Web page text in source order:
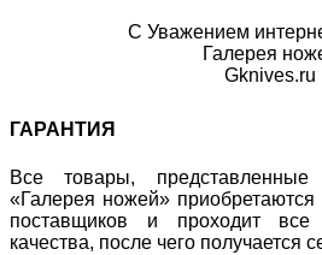
С Уважением
Галерея
Gknives.ru
ГАРАНТИЯ
Все товары, представленные
«Галерея ножей»
поставщиков и проходит все
качества, после чего получается